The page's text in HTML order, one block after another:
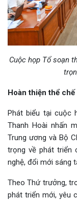
Cuộc họp Tổ soạn
Hoàn thiện thể
Phát biểu tại cuộc
Thanh Hoài nhấn
Trung ương và Bộ
trọng về phát triển
nghệ, đổi mới sáng
Theo Thứ trưởng,
phát triển mới, yêu